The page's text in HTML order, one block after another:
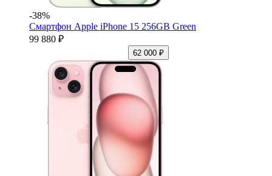
-38%
Смартфон Apple iPhone 15 256GB Green
99 880 ₽
62 000 ₽